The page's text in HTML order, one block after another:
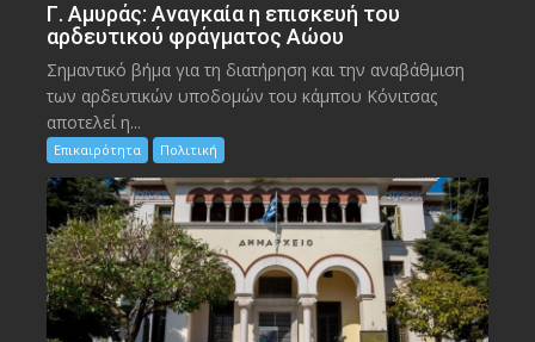
Γ. Αμυράς: Αναγκαία η επισκευή του
αρδευτικού φράγματος Αώου
Σημαντικό βήμα για τη διατήρηση και την αναβάθμιση
των αρδευτικών υποδομών του κάμπου Κόνιτσας
αποτελεί η...
Επικαιρότητα Πολιτική